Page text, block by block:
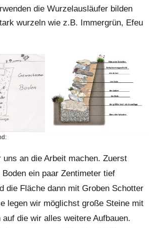
die Wurzelausläufer bilden
wurzeln wie z.B. Immergrün, Efeu
uns an die Arbeit machen. Zuerst
ein paar Zentimeter tief
die Fläche dann mit Groben Schotter
legen wir möglichst große Steine mit
auf die wir alles weitere Aufbauen.